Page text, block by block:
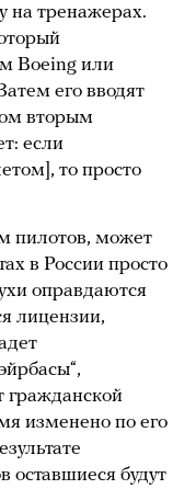
на тренажерах.
Boeing или
его вводят
вторым
если
то просто
пилотов, может
в России просто
оправдаются
лицензии,
гражданской
изменено по его
оставшиеся будут